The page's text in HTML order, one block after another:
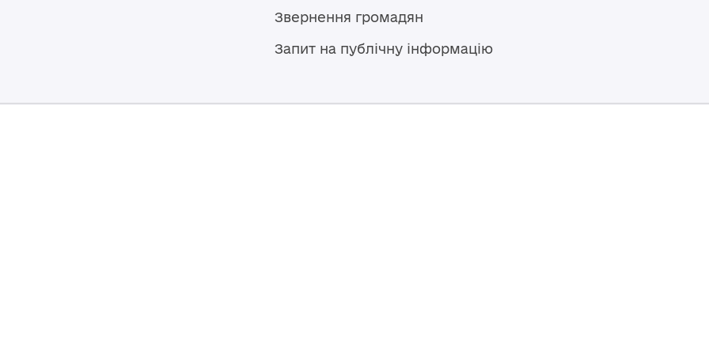
Звернення громадян
Запит на публічну інформацію